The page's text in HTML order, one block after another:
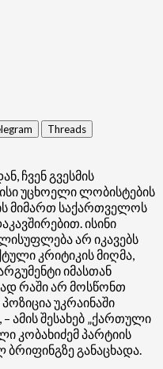
Threads
ჩვენ გვესმის
უცხოელი ლობისტების
მიმართ საქართველოს
ისინი
არ იკავებს
კრიტიკის მიღმა,
იმასთან
რაში არ მოსწონთ
უკრაინაში
ამის შესახებ „ქართული
კობახიძემ პარტიის
განაცხადა.